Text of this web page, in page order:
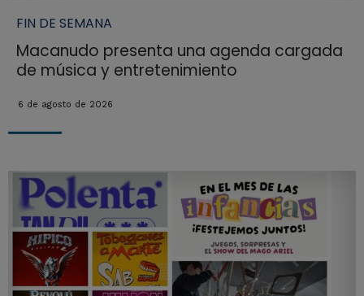
FIN DE SEMANA
Macanudo presenta una agenda cargada
de música y entretenimiento
6 de agosto de 2026